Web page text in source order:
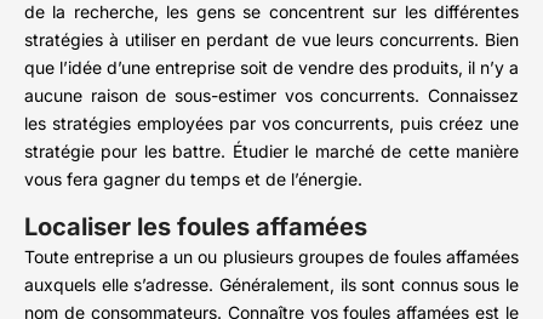
de la recherche, les gens se concentrent sur les différentes
stratégies à utiliser en perdant de vue leurs concurrents. Bien
que l’idée d’une entreprise soit de vendre des produits, il n’y a
aucune raison de sous-estimer vos concurrents. Connaissez
les stratégies employées par vos concurrents, puis créez une
stratégie pour les battre. Étudier le marché de cette manière
vous fera gagner du temps et de l’énergie.
Localiser les foules affamées
Toute entreprise a un ou plusieurs groupes de foules affamées
auxquels elle s’adresse. Généralement, ils sont connus sous le
nom de consommateurs. Connaître vos foules affamées est le